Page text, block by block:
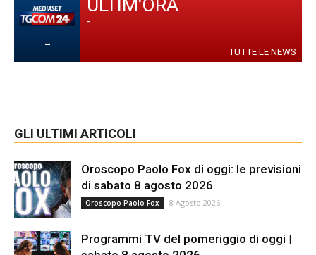
-
ULTIM'ORA
-
TUTTE LE NEWS
GLI ULTIMI ARTICOLI
Oroscopo Paolo Fox di oggi: le previsioni
di sabato 8 agosto 2026
Oroscopo Paolo Fox 8 Agosto 2026
Programmi TV del pomeriggio di oggi |